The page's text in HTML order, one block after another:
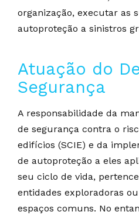
organização, executar as
autoproteção a sinistros
Atuação do
Segurança
A responsabilidade da
de segurança contra o
edifícios (SCIE) e da
de autoproteção a eles
seu ciclo de vida,
entidades exploradoras
espaços comuns. No